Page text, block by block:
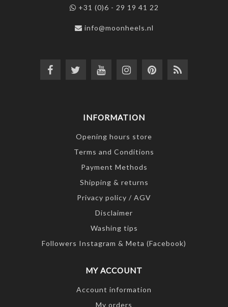
+31 (0)6 - 29 19 41 22
info@moonheels.nl
INFORMATION
Opening hours store
Terms and Conditions
Payment Methods
Shipping & returns
Privacy policy / AGV
Disclaimer
Washing tips
Followers Instagram & Meta (Facebook)
MY ACCOUNT
Account information
My orders